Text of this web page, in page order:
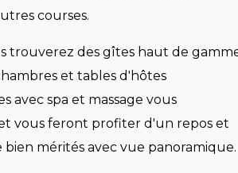
courses.
trouverez des gîtes haut de
et tables d'hôtes
avec spa et massage vous
vous feront profiter d'un repos et
mérités avec vue panoramique.